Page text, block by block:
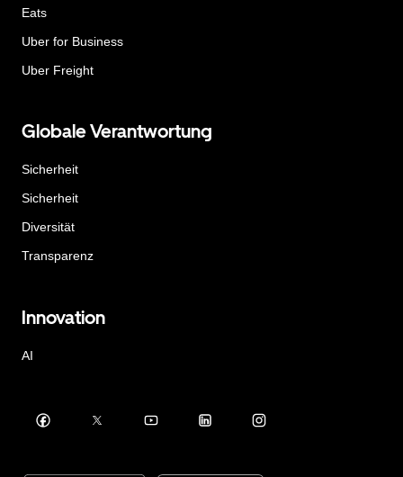
Eats
Uber for Business
Uber Freight
Globale Verantwortung
Sicherheit
Sicherheit
Diversität
Transparenz
Innovation
AI